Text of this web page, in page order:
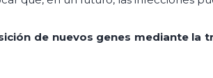
de nuevos genes mediante la